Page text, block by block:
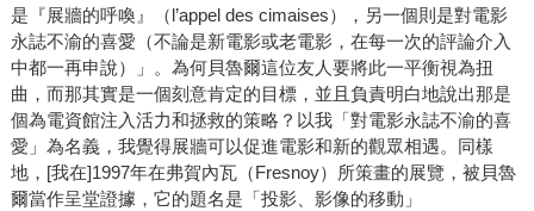
是『展牆的呼喚』（l’appel des cimaises），另一個則是對電影
永誌不渝的喜愛（不論是新電影或老電影，在每一次的評論介入
中都一再申說）」。為何貝魯爾這位友人要將此一平衡視為扭
曲，而那其實是一個刻意肯定的目標，並且負責明白地說出那是
個為電資館注入活力和拯救的策略？以我「對電影永誌不渝的喜
愛」為名義，我覺得展牆可以促進電影和新的觀眾相遇。同樣
地，[我在]1997年在弗賀內瓦（Fresnoy）所策畫的展覽，被貝魯
爾當作呈堂證據，它的題名是「投影、影像的移動」